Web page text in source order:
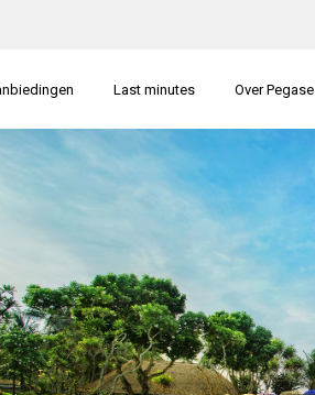
Last minutes Over Pegase